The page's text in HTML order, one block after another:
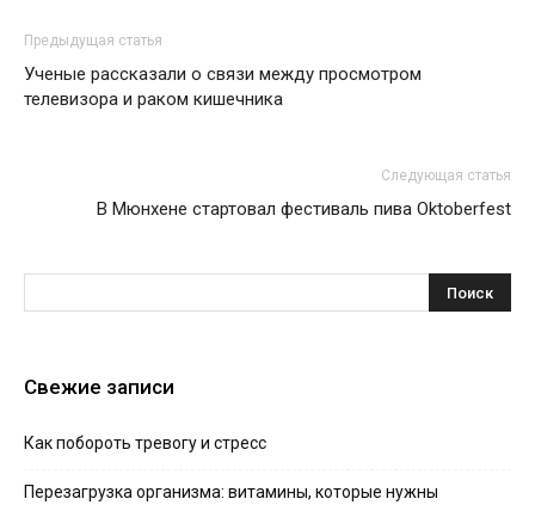
Предыдущая статья
Ученые рассказали о связи между просмотром
телевизора и раком кишечника
Следующая статья
В Мюнхене стартовал фестиваль пива Oktoberfest
Свежие записи
Как побороть тревогу и стресс
Перезагрузка организма: витамины, которые нужны